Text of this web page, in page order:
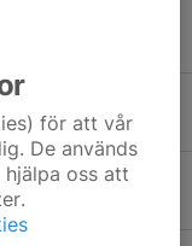
för att vår
De används
oss att